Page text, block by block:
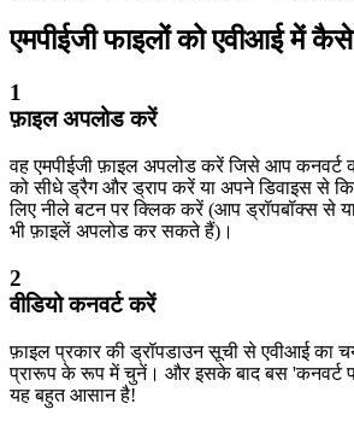
एमपीईजी फाइलों को एवीआई में
1
फ़ाइल अपलोड करें
वह एमपीईजी फ़ाइल अपलोड करें जिसे आप कनवर्ट
को सीधे ड्रैग और ड्राप करें या अपने डिवाइस से
लिए नीले बटन पर क्लिक करें (आप ड्रॉपबॉक्स से
भी फ़ाइलें अपलोड कर सकते हैं)।
2
वीडियो कनवर्ट करें
फ़ाइल प्रकार की ड्रॉपडाउन सूची से एवीआई
प्रारूप के रूप में चुनें। और इसके बाद बस 'कनवर्ट
यह बहुत आसान है!